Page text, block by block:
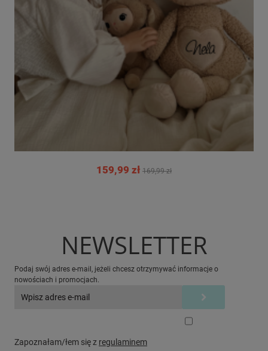
159,99 zł 169,99 zł
NEWSLETTER
Podaj swój adres e-mail, jeżeli chcesz otrzymywać informacje o
nowościach i promocjach.
Zapoznałam/łem się z regulaminem